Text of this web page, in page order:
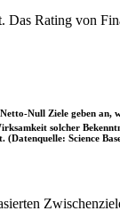
Rating von
Null Ziele geben an,
solcher
(Datenquelle: Science